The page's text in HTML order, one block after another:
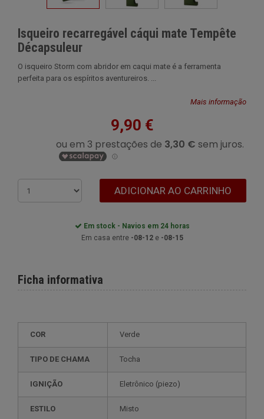
Isqueiro recarregável cáqui mate Tempête
Décapsuleur
O isqueiro Storm com abridor em caqui mate é a ferramenta
perfeita para os espíritos aventureiros. ...
Mais informação
9,90 €
ADICIONAR AO CARRINHO
Em stock - Navios em 24 horas
Em casa entre -08-12e -08-15
Ficha informativa
COR Verde
TIPO DE CHAMA Tocha
IGNIÇÃO eletrônico (piezo)
ESTILO misto